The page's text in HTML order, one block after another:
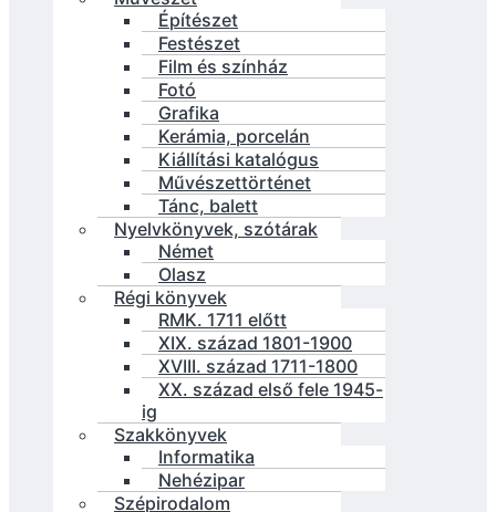
Építészet
Festészet
Film és színház
Fotó
Grafika
Kerámia, porcelán
Kiállítási katalógus
Művészettörténet
Tánc, balett
Nyelvkönyvek, szótárak
Német
Olasz
Régi könyvek
RMK. 1711 előtt
XIX. század 1801-1900
XVIII. század 1711-1800
XX. század első fele 1945-
ig
Szakkönyvek
Informatika
Nehézipar
Szépirodalom